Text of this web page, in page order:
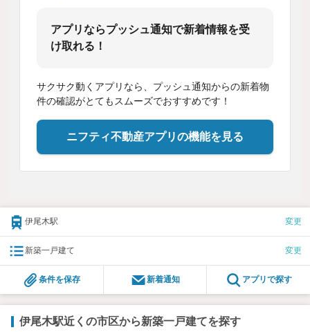
アプリならプッシュ通知で新着情報を受
け取れる！
サクサク動くアプリなら、プッシュ通知からの新着物
件の確認がとてもスムーズでおすすめです！
ニフティ不動産アプリの機能を見る
伊尾木駅 変更
新築一戸建て 変更
条件を保存 新着通知 アプリで探す
伊尾木駅近くの市区から新築一戸建てを探す